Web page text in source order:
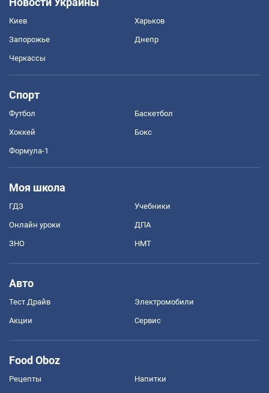
Киев Харьков
Запорожье Днепр
Черкассы
Спорт
Футбол Баскетбол
Хоккей Бокс
Формула-1
Моя школа
ГДЗ Учебники
Онлайн уроки ДПА
ЗНО НМТ
Авто
Тест Драйв Электромобили
Акции Сервис
Food Oboz
Рецепты Напитки